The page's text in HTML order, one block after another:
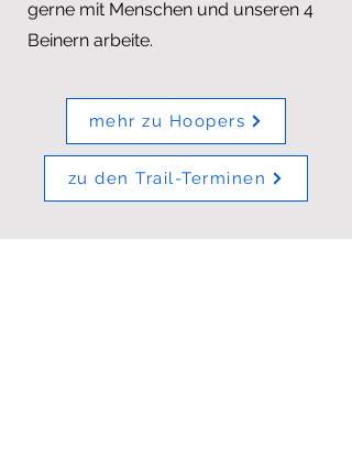
gerne mit Menschen und unseren 4
Beinern arbeite.
mehr zu Hoopers
zu den Trail-Terminen